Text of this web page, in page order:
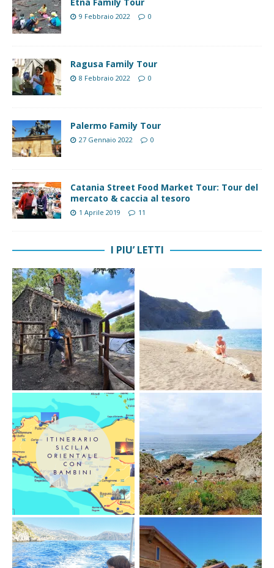
9 Febbraio 2022 0
Ragusa Family Tour
8 Febbraio 2022 0
Palermo Family Tour
27 Gennaio 2022 0
Catania Street Food Market Tour: Tour del
mercato & caccia al tesoro
1 Aprile 2019 11
I PIU’ LETTI